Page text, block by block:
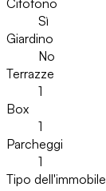
Citofono
Sì
Giardino
No
Terrazze
1
Box
1
Parcheggi
1
Tipo dell'immobile